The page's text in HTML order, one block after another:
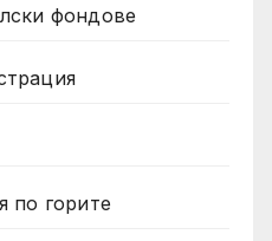
фондове
по горите